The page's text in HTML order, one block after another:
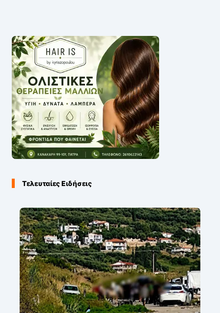
Τελευταίες Ειδήσεις